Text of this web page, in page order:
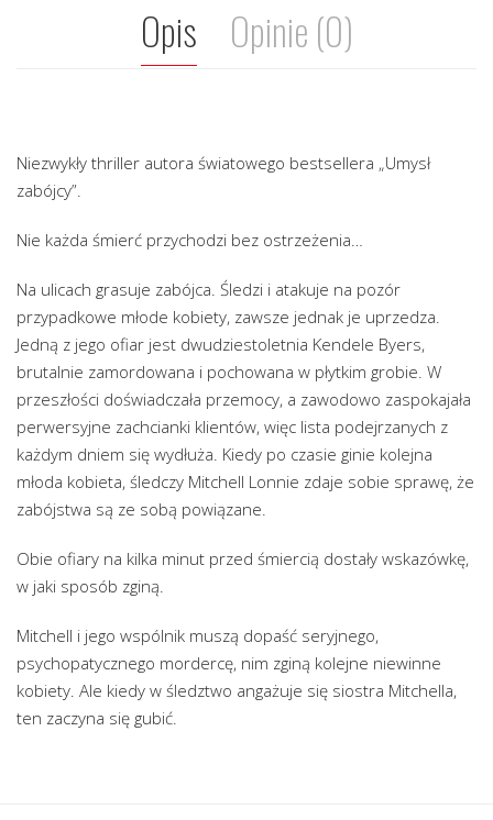
Opis Opinie (0)
Niezwykły thriller autora światowego bestsellera „Umysł
zabójcy”.
Nie każda śmierć przychodzi bez ostrzeżenia…
Na ulicach grasuje zabójca. Śledzi i atakuje na pozór
przypadkowe młode kobiety, zawsze jednak je uprzedza.
Jedną z jego ofiar jest dwudziestoletnia Kendele Byers,
brutalnie zamordowana i pochowana w płytkim grobie. W
przeszłości doświadczała przemocy, a zawodowo zaspokajała
perwersyjne zachcianki klientów, więc lista podejrzanych z
każdym dniem się wydłuża. Kiedy po czasie ginie kolejna
młoda kobieta, śledczy Mitchell Lonnie zdaje sobie sprawę, że
zabójstwa są ze sobą powiązane.
Obie ofiary na kilka minut przed śmiercią dostały wskazówkę,
w jaki sposób zginą.
Mitchell i jego wspólnik muszą dopaść seryjnego,
psychopatycznego mordercę, nim zginą kolejne niewinne
kobiety. Ale kiedy w śledztwo angażuje się siostra Mitchella,
ten zaczyna się gubić.